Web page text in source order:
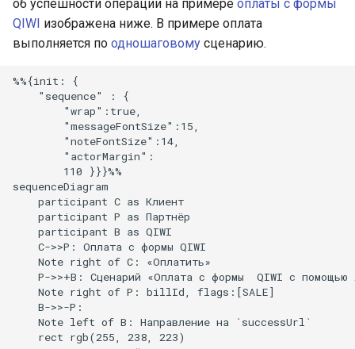
Отмена и возврат
Получение информации
Завершение
аутентификации при
проверке карты
об успешности операции на примере оплаты с формы
QIWI изображена ниже. В примере оплата
выполняется по одношаговому сценарию.
%%{init: {
    "sequence" : {
        "wrap":true,
        "messageFontSize":15,
        "noteFontSize":14,
        "actorMargin":
        110 }}}%%
sequenceDiagram
    participant С as Клиент
    participant P as Партнёр
    participant B as QIWI
    С->>P: Оплата с формы QIWI
    Note right of С: «Оплатить»
P->>+B: Сценарий «Оплата с формы  QIWI с помощью
    Note right of P: billId, flags:[SALE]
    B->>-P:
    Note left of B: Направление на `successUrl`
    rect rgb(255, 238, 223)